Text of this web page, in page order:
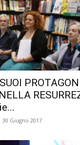
30 Giugno 2017